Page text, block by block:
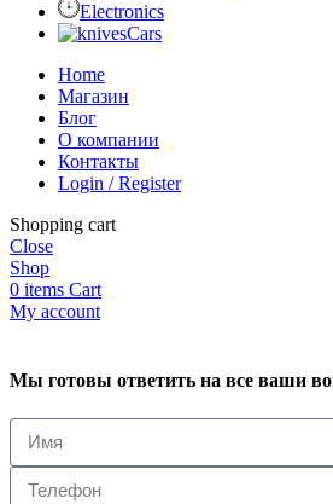
Electronics
Cars
Home
Магазин
Блог
О компании
Контакты
Login / Register
Shopping cart
Close
Shop
0 items Cart
My account
Мы готовы ответить на все ваши